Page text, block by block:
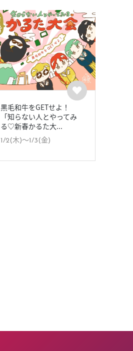
黒毛和牛をGETせよ！
「知らない人とやってみ
る♡新春かるた大...
1/2(木)〜1/3(金)